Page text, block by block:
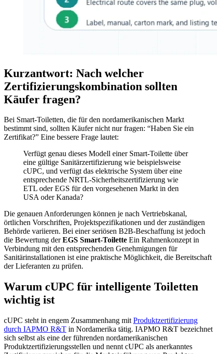
Kurzantwort: Nach welcher
Zertifizierungskombination sollten
Käufer fragen?
Bei Smart-Toiletten, die für den nordamerikanischen Markt
bestimmt sind, sollten Käufer nicht nur fragen: “Haben Sie ein
Zertifikat?” Eine bessere Frage lautet:
Verfügt genau dieses Modell einer Smart-Toilette über
eine gültige Sanitärzertifizierung wie beispielsweise
cUPC, und verfügt das elektrische System über eine
entsprechende NRTL-Sicherheitszertifizierung wie
ETL oder EGS für den vorgesehenen Markt in den
USA oder Kanada?
Die genauen Anforderungen können je nach Vertriebskanal,
örtlichen Vorschriften, Projektspezifikationen und der zuständigen
Behörde variieren. Bei einer seriösen B2B-Beschaffung ist jedoch
die Bewertung derEGS Smart-Toilette Ein Rahmenkonzept in
Verbindung mit den entsprechenden Genehmigungen für
Sanitärinstallationen ist eine praktische Möglichkeit, die Bereitschaft
der Lieferanten zu prüfen.
Warum cUPC für intelligente Toiletten
wichtig ist
cUPC steht in engem Zusammenhang mit Produktzertifizierung
durch IAPMO R&T in Nordamerika tätig. IAPMO R&T bezeichnet
sich selbst als eine der führenden nordamerikanischen
Produktzertifizierungsstellen und nennt cUPC als anerkanntes